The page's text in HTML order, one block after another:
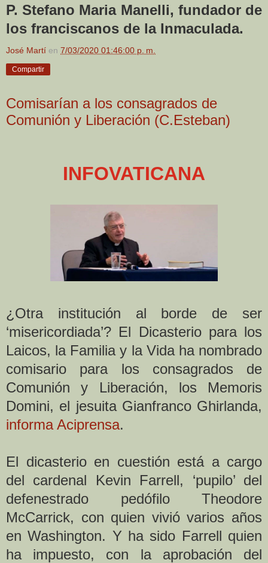
P. Stefano Maria Manelli, fundador de
los franciscanos de la Inmaculada.
José Martí en 7/03/2020 01:46:00 p. m.
Compartir
Comisarían a los consagrados de
Comunión y Liberación (C.Esteban)
INFOVATICANA
¿Otra institución al borde de ser
‘misericordiada’? El Dicasterio para los
Laicos, la Familia y la Vida ha nombrado
comisario para los consagrados de
Comunión y Liberación, los Memoris
Domini, el jesuita Gianfranco Ghirlanda,
informa Aciprensa.
El dicasterio en cuestión está a cargo
del cardenal Kevin Farrell, ‘pupilo’ del
defenestrado pedófilo Theodore
McCarrick, con quien vivió varios años
en Washington. Y ha sido Farrell quien
ha impuesto, con la aprobación del